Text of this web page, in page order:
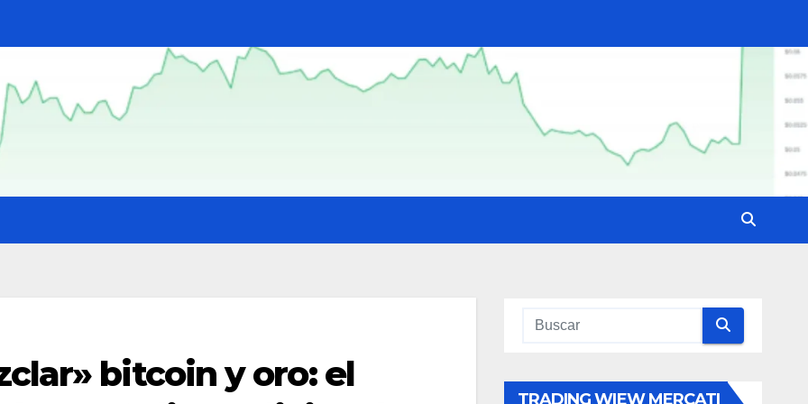
bitcoin y oro: el
TRADING WIEW MERCATI